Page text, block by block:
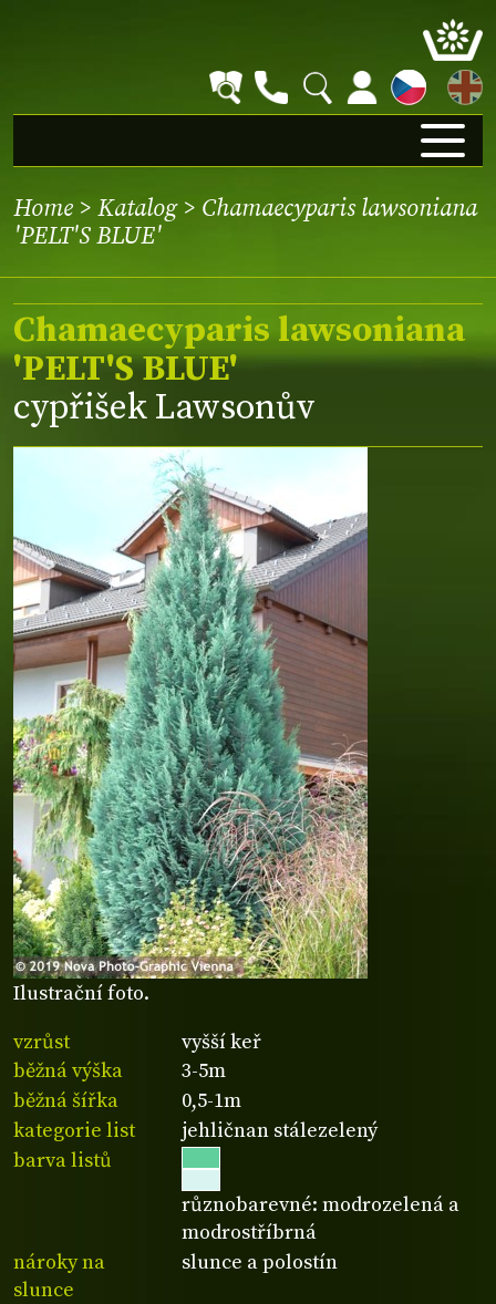
EN
Home > Katalog> Chamaecyparis lawsoniana
'PELT'S BLUE'
Ilustrační foto.
Chamaecyparis lawsoniana
'PELT'S BLUE'
cypřišek Lawsonův
vzrůst
vyšší keř
běžná výška
3-5m
běžná šířka
0,5-1m
kategorie list
jehličnan stálezelený
barva listů
různobarevné: modrozelená a
modrostříbrná
nároky na
slunce
slunce a polostín